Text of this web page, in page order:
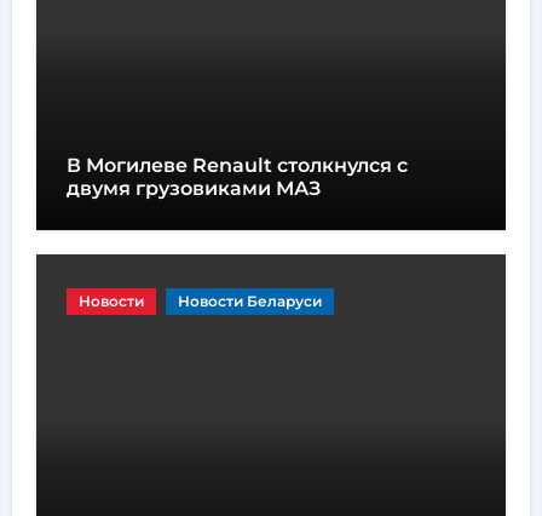
В Могилеве Renault столкнулся с
двумя грузовиками МАЗ
Новости Новости Беларуси